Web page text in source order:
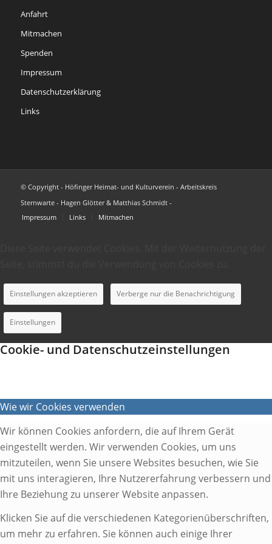
Anfahrt
Mitmachen
Spenden
Impressum
Datenschutzerklärung
Links
© Copyright - Höfinger Heimat- und Kulturverein - Arbeitskreis
Sternwarte - Hagen Glötter & Matthias Schmidt -
Impressum
Links Mitmachen
Einstellungen akzeptieren Verberge nur die Benachrichtigung
Einstellungen
Cookie- und Datenschutzeinstellungen
Wie wir Cookies verwenden
Wir können Cookies anfordern, die auf Ihrem Gerät
eingestellt werden. Wir verwenden Cookies, um uns
mitzuteilen, wenn Sie unsere Websites besuchen, wie Sie
mit uns interagieren, Ihre Nutzererfahrung verbessern und
Ihre Beziehung zu unserer Website anpassen.
Klicken Sie auf die verschiedenen Kategorienüberschriften,
um mehr zu erfahren. Sie können auch einige Ihrer